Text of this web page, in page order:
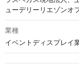
ューデリーリエゾンオ
業種
イベントディスプレイ